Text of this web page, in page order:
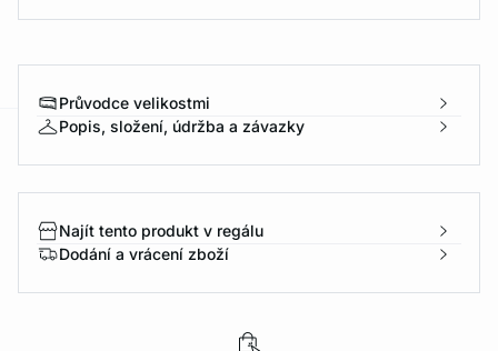
Průvodce velikostmi
Popis, složení, údržba a závazky
Najít tento produkt v regálu
Dodání a vrácení zboží